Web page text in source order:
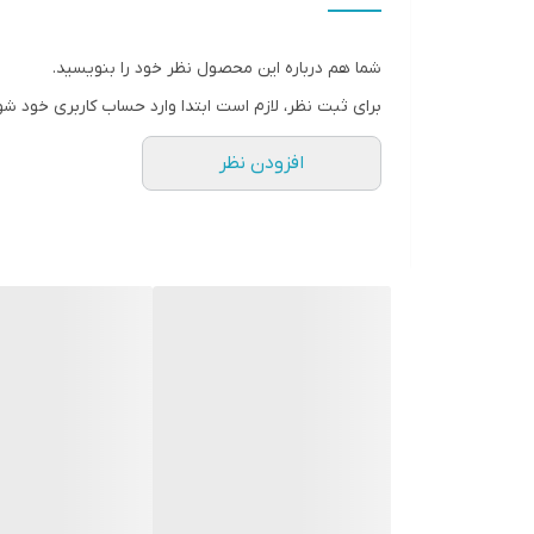
شما هم درباره این محصول نظر خود را بنویسید.
برای ثبت نظر، لازم است ابتدا وارد حساب کاربری خود
افزودن نظر